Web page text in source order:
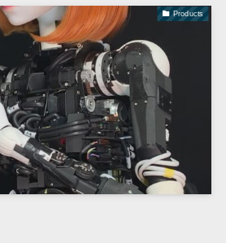
Products